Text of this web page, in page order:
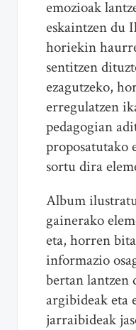
emozioak
eskaintzen du
horiekin
sentitzen
ezagutzeko,
erregulatzen
pedagogian
proposatutako
sortu dira
Album
gainerako
eta, horren
informazio
bertan lantzen
argibideak eta
jarraibideak